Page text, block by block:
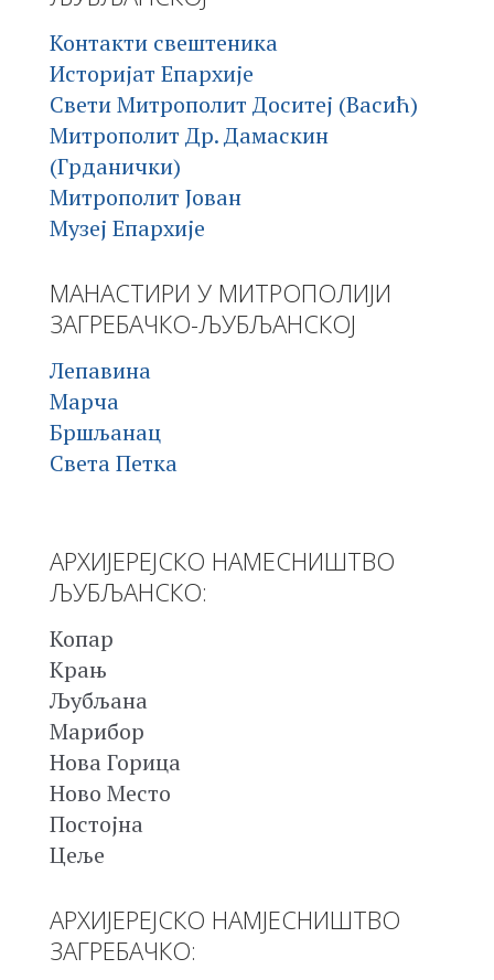
Контакти свештеника
Историјат Епархије
Свети Митрополит Доситеј (Васић)
Митрополит Др. Дамаскин
(Грданички)
Митрополит Јован
Музеј Епархије
МАНАСТИРИ У МИТРОПОЛИЈИ
ЗАГРЕБАЧКО-ЉУБЉАНСКОЈ
Лепавина
Марча
Бршљанац
Света Петка
АРХИЈЕРЕЈСКО НАМЕСНИШТВО
ЉУБЉАНСКО:
Копар
Крањ
Љубљана
Марибор
Нова Горица
Ново Место
Постојна
Цеље
АРХИЈЕРЕЈСКО НАМЈЕСНИШТВО
ЗАГРЕБАЧКО: